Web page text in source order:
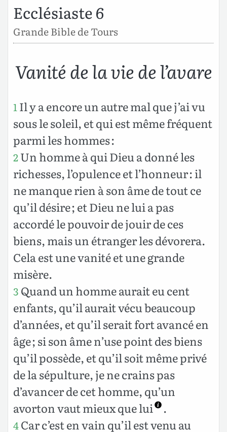
Ecclésiaste 6
Grande Bible de Tours
Vanité de la vie de l’avare
1 Il y a encore un autre mal que j’ai vu
sous le soleil, et qui est même fréquent
parmi les hommes :
2Un homme à qui Dieu a donné les
richesses, l’opulence et l’honneur : il
ne manque rien à son âme de tout ce
qu’il désire ; et Dieu ne lui a pas
accordé le pouvoir de jouir de ces
biens, mais un étranger les dévorera.
Cela est une vanité et une grande
misère.
3 Quand un homme aurait eu cent
enfants, qu’il aurait vécu beaucoup
d’années, et qu’il serait fort avancé en
âge ; si son âme n’use point des biens
qu’il possède, et qu’il soit même privé
de la sépulture, je ne crains pas
d’avancer de cet homme, qu’un
avorton vaut mieux que lui
.
4Car c’est en vain qu’il est venu au